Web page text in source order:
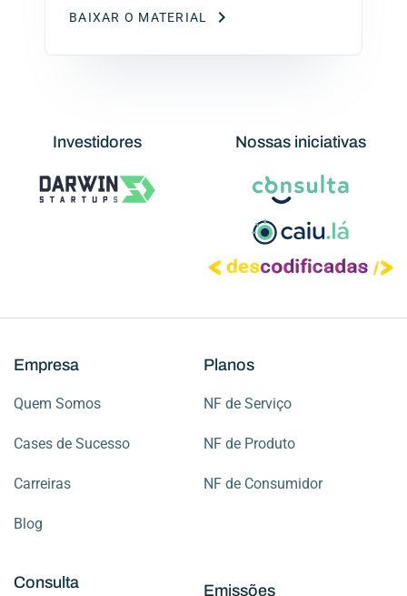
BAIXAR O MATERIAL
Investidores Nossas iniciativas
Empresa
Quem Somos
Cases de Sucesso
Carreiras
Blog
Planos
NF de Serviço
NF de Produto
NF de Consumidor
Consulta Emissões